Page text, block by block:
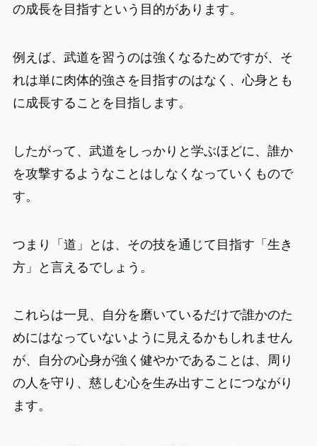
の成長を目指すという目的があります。
例えば、武道を習うのは強くなるためですが、そ
れは単に肉体的強さを目指すのはなく、心身とも
に成長することを目指します。
したがって、武道をしっかりと学ぶほどに、誰か
を攻撃するようなことはしなくなっていくもので
す。
つまり「道」とは、その技を通じて目指す「生き
方」と言えるでしょう。
これらは一見、自分を磨いているだけで誰かのた
めにはなっていないように見えるかもしれません
が、自分の心身が強く健やかであることは、周り
の人を守り、慈しむ心を生み出すことにつながり
ます。